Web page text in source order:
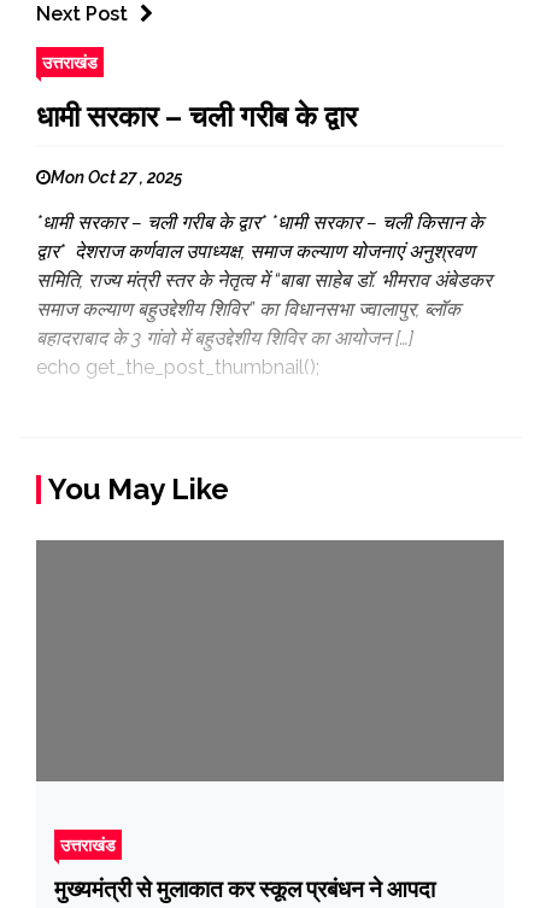
Next Post
उत्तराखंड
धामी सरकार – चली गरीब के द्वार
Mon Oct 27 , 2025
*धामी सरकार – चली गरीब के द्वार* *धामी सरकार – चली किसान के
द्वार* देशराज कर्णवाल उपाध्यक्ष, समाज कल्याण योजनाएं अनुश्रवण
समिति, राज्य मंत्री स्तर के नेतृत्व में “बाबा साहेब डॉ. भीमराव अंबेडकर
समाज कल्याण बहुउद्देशीय शिविर” का विधानसभा ज्वालापुर, ब्लॉक
बहादराबाद के 3 गांवो में बहुउद्देशीय शिविर का आयोजन […]
echo get_the_post_thumbnail();
You May Like
उत्तराखंड
मुख्यमंत्री से मुलाकात कर स्कूल प्रबंधन ने आपदा